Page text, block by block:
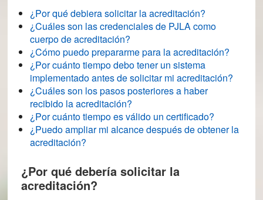
¿Por qué debiera solicitar la acreditación?
¿Cuáles son las credenciales de PJLA como
cuerpo de acreditación?
¿Cómo puedo prepararme para la acreditación?
¿Por cuánto tiempo debo tener un sistema
implementado antes de solicitar mi acreditación?
¿Cuáles son los pasos posteriores a haber
recibido la acreditación?
¿Por cuánto tiempo es válido un certificado?
¿Puedo ampliar mi alcance después de obtener la
acreditación?
¿Por qué debería solicitar la
acreditación?